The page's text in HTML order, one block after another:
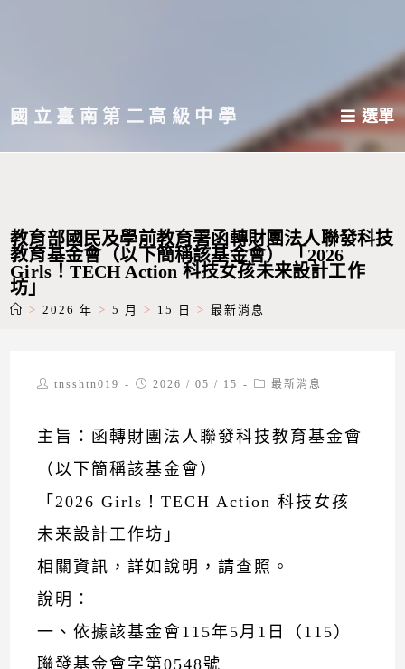
主國立臺南第二高級中學 選單
教育部國民及學前教育署函轉財團法人聯發科技
教育基金會（以下簡稱該基金會） 「2026
Girls！TECH Action 科技女孩未来設計工作
坊」
> 2026 年 > 5 月 > 15 日 > 最新消息
Posttnsshtn019
Post2026 / 05 / 15
Post最新消息
主旨：函轉財團法人聯發科技教育基金會
（以下簡稱該基金會）
「2026 Girls！TECH Action 科技女孩
未来設計工作坊」
相關資訊，詳如說明，請查照。
說明：
一、依據該基金會115年5月1日（115）
聯發基金會字第0548號